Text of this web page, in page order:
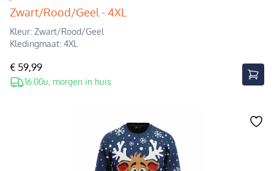
Zwart/Rood/Geel - 4XL
Kleur: Zwart/Rood/Geel
Kledingmaat: 4XL
€ 59,99
16.00u, morgen in huis